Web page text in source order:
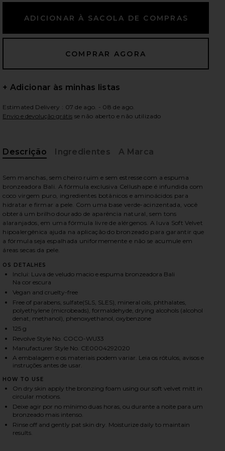
Dark2 of 6 Kit de viagem com autobronzeador Sunny Honey in
+ Adicionar às minhas listas
Estimated Delivery : 07 de ago. - 08 de ago.
Envio e devolução grátis se não aberto e não utilizado
Descrição Ingredientes A Marca
Sem manchas, sem cheiro ruim e sem estresse com a espuma
bronzeadora Bali. A fórmula exclusiva Cellushape é infundida com
coco virgem puro, ingredientes botânicos e aminoácidos para
hidratar e firmar a pele. Com uma base verde-acinzentada, você
obterá um brilho dourado de aparência natural, sem tons
alaranjados, em uma fórmula livre de alérgenos. A luva Soft Velvet
hipoalergênica ajuda na aplicação do bronzeado para garantir que
a fórmula seja espalhada uniformemente e não se acumule em
áreas secas da pele.
OS DETALHES
Inclui: Luva de veludo macio e espuma bronzeadora Bali
Na cor escura
Vegan and cruelty-free
Free of parabens, sulfate(SLS, SLES), mineral oils, phthalates,
polyethylene (microbeads), formaldehyde, drying alcohols (alcohol
denat, methanol), phenoxyethanol, oxybenzone
125 g
Revolve Style No. COCO-WU33
Manufacturer Style No. CE0004292020
A embalagem e os materiais podem variar. Leia os rótulos, avisos e
instruções antes de usar.
HOW TO USE
On dry skin apply the bronzing foam using our soft velvet mitt in
circular motions.
Deixe agir por no mínimo duas horas, ou durante a noite para um
bronzeado mais intenso.
Rinse off and gently pat skin dry. Moisturize daily to maintain
results.